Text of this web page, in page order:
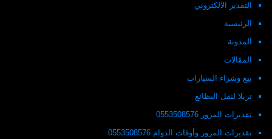
التقدير الالكتروني
الرئيسية
المدونة
المقالات
بيع وشراء السيارات
تريلا لنقل البظائع
تقديرات المرور 0553508576
تقديرات المرور وأوقات الدوام 0553508576